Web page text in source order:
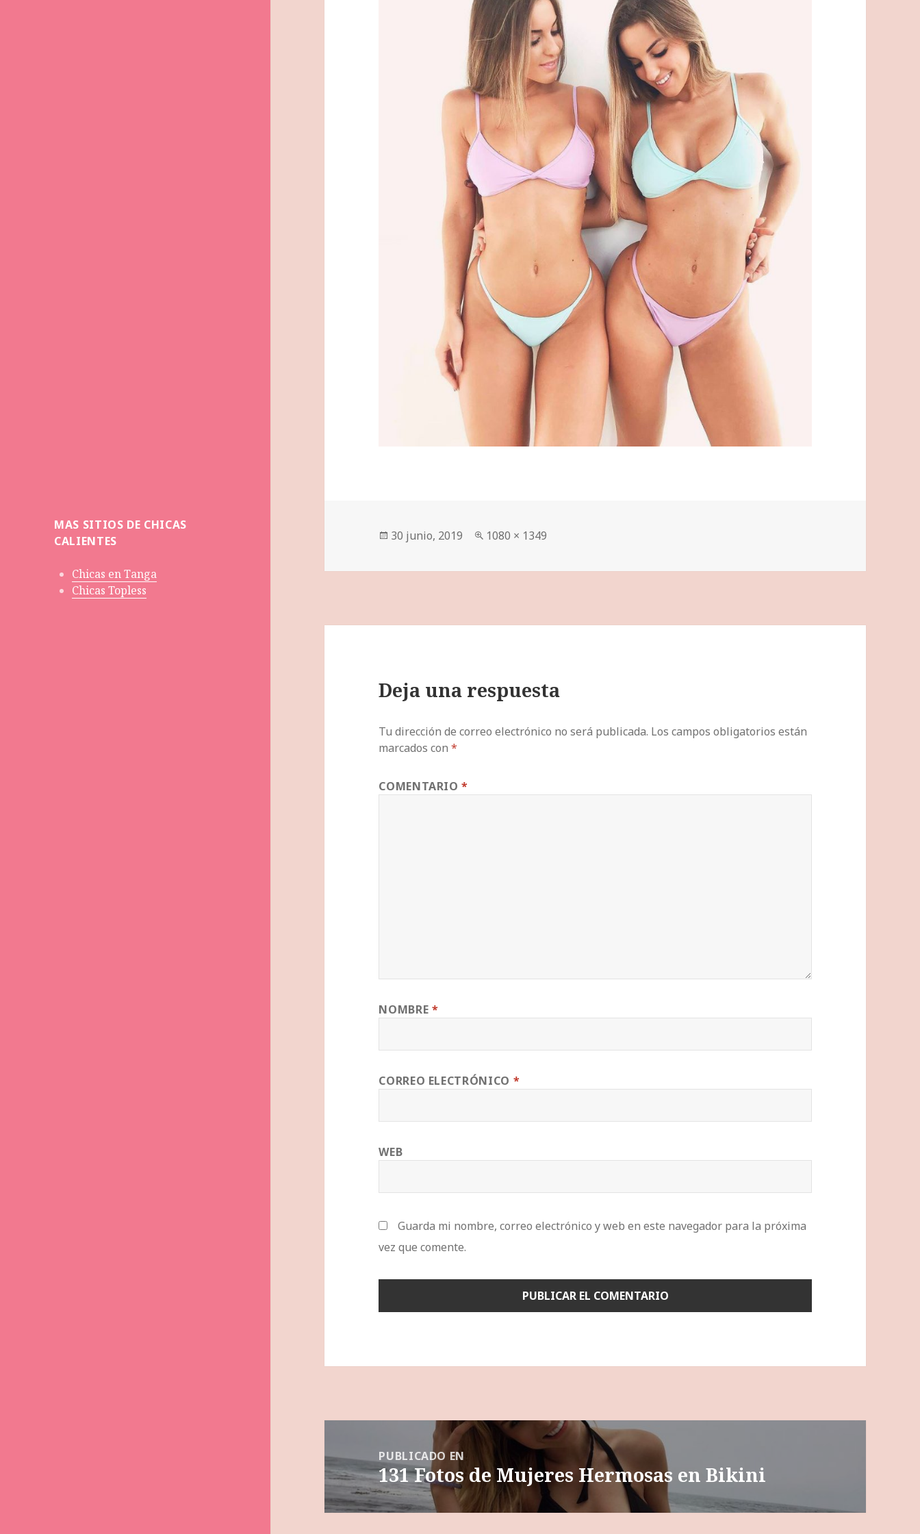
MAS SITIOS DE CHICAS
CALIENTES
Chicas en Tanga
Chicas Topless
Publicado
30 junio, 2019
Tamaño
1080 × 1349
Deja una respuesta
Tu dirección de correo electrónico no será publicada. Los campos obligatorios están
marcados con*
COMENTARIO*
NOMBRE *
CORREO ELECTRÓNICO *
WEB
Guarda mi nombre, correo electrónico y web en este navegador para la próxima
vez que comente.
entradas
PUBLICADO EN
131 Fotos de Mujeres Hermosas en Bikini